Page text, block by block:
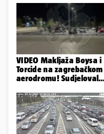
VIDEO Makljaža Boysa i
Torcide na zagrebačkom
aerodromu! Sudjelovalo